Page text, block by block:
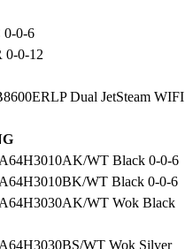
0-0-6
0-0-12
Dual JetSteam WIFI
WT Black 0-0-6
WT Black 0-0-6
WT Wok Black
WT Wok Silver